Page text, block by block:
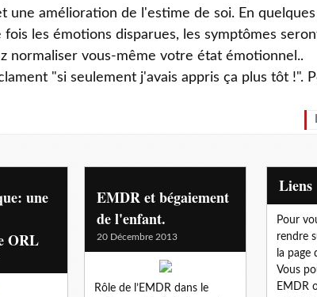
amélioration de l'estime de soi. En quelques
les émotions disparues, les symptômes
normaliser vous-même votre état émotionnel..
"si seulement j'avais appris ça plus tôt !".
une
ORL
EMDR et bégaiement
de l'enfant.
20 Décembre 2013
Rôle de l’EMDR dans le
Liens
Pour
rendre
la page
Vous
EMDR